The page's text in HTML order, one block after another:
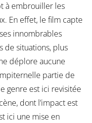
à embrouiller les
En effet, le film capte
innombrables
de situations, plus
déplore aucune
partie de
genre est ici revisitée
dont l’impact est
ici une mise en